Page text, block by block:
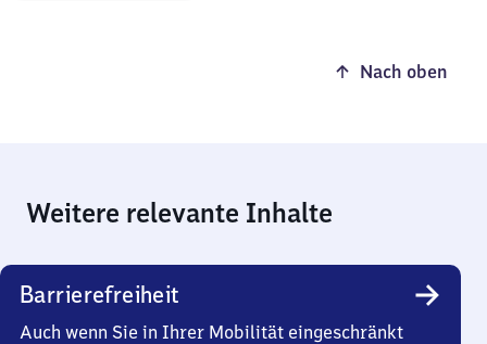
Nach oben
Weitere relevante Inhalte
Barrierefreiheit
Auch wenn Sie in Ihrer Mobilität eingeschränkt